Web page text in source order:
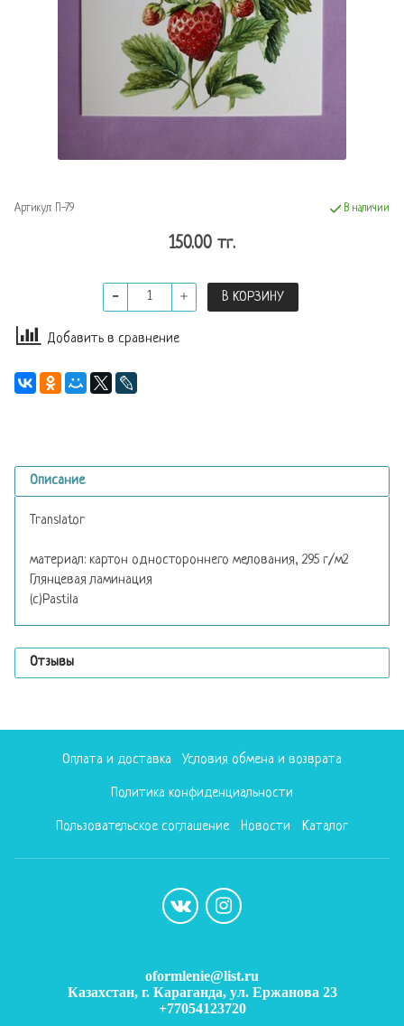
Артикул: П-79 В наличии
150.00 тг.
В КОРЗИНУ
Добавить в сравнение
Описание
Translator
материал: картон одностороннего мелования, 295 г/м2
Глянцевая ламинация
(с)Pastila
Отзывы
Оплата и доставка Условия обмена и возврата
Политика конфиденциальности
Пользовательское соглашение Новости Каталог
oformlenie@list.ru
Казахстан, г. Караганда, ул. Ержанова 23
+77054123720